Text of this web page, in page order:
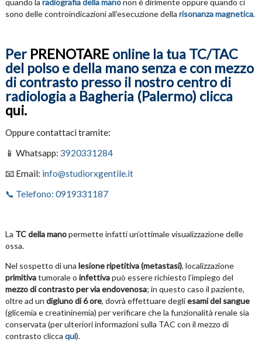
quando la radiografia della manonon è dirimente oppure quando ci
sono delle controindicazioni all’esecuzione della risonanza magnetica.
Per PRENOTAREonline la tua TC/TAC
del polso e della mano senza e con mezzo
di contrasto presso il nostro centro di
radiologia a Bagheria (Palermo) clicca
qui.
Oppure contattaci tramite:
📱 Whatsapp: 3920331284
📧 Email: info@studiorxgentile.it
📞 Telefono: 0919331187
La TC della manopermette infatti un’ottimale visualizzazione delle
ossa.
Nel sospetto di una lesione ripetitiva (metastasi), localizzazione
primitivatumorale o infettivapuò essere richiesto l’impiego del
mezzo di contrasto per via endovenosa; in questo caso il paziente,
oltre ad un digiuno di 6 ore, dovrà effettuare degliesami del sangue
(glicemia e creatininemia) per verificare che la funzionalità renale sia
conservata (per ulteriori informazioni sulla TAC con il mezzo di
contrasto clicca qui).